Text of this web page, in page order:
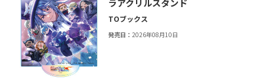
ラアクリルスタンド
TOブックス
発売日：2026年08月10日